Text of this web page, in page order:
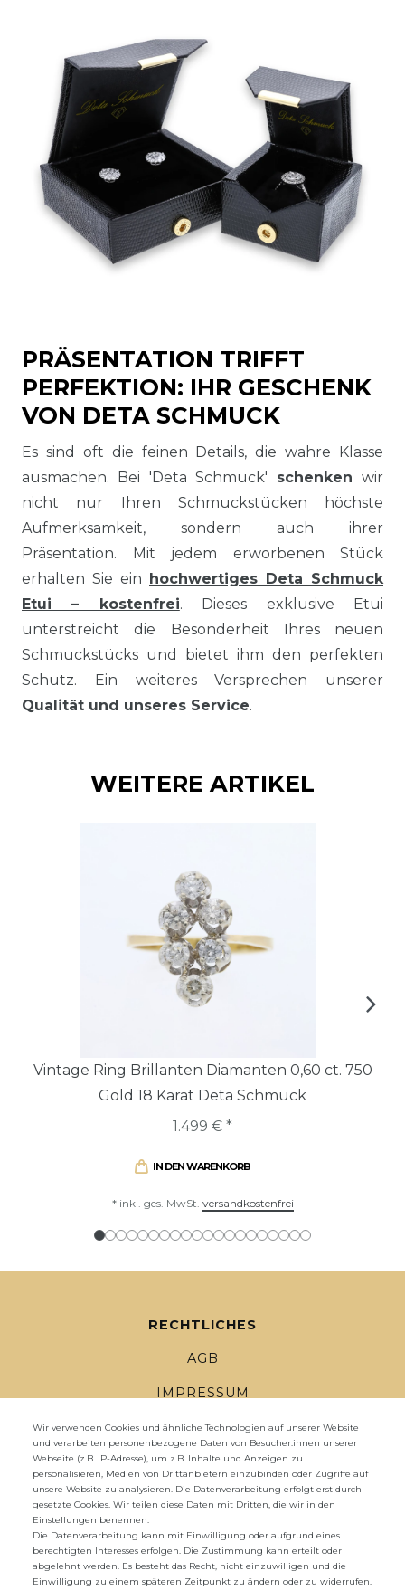
PRÄSENTATION TRIFFT
PERFEKTION: IHR GESCHENK
VON DETA SCHMUCK
Es sind oft die feinen Details, die wahre Klasse
ausmachen. Bei 'Deta Schmuck' schenkenwir
nicht nur Ihren Schmuckstücken höchste
Aufmerksamkeit, sondern auch ihrer
Präsentation. Mit jedem erworbenen Stück
erhalten Sie ein
hochwertiges Deta Schmuck
Etui – kostenfrei. Dieses exklusive Etui
unterstreicht die Besonderheit Ihres neuen
Schmuckstücks und bietet ihm den perfekten
Schutz. Ein weiteres Versprechen unserer
Qualität und unseres Service.
WEITERE ARTIKEL
Vintage Ring Brillanten Diamanten 0,60 ct. 750
Gold 18 Karat Deta Schmuck
1.499 € *
IN DEN WARENKORB
* inkl. ges. MwSt. versandkostenfrei
RECHTLICHES
AGB
IMPRESSUM
DATENSCHUTZ
WIDERRUFSRECHT
WIDERRUFS­FORMULAR
ZAHLUNG UND VERSAND
UNTERNEHMEN
Wir verwenden Cookies und ähnliche Technologien auf unserer Website
und verarbeiten personenbezogene Daten von Besucher:innen unserer
Webseite (z.B. IP-Adresse), um z.B. Inhalte und Anzeigen zu
personalisieren, Medien von Drittanbietern einzubinden oder Zugriffe auf
unsere Website zu analysieren. Die Datenverarbeitung erfolgt erst durch
gesetzte Cookies. Wir teilen diese Daten mit Dritten, die wir in den
Einstellungen benennen.
Die Datenverarbeitung kann mit Einwilligung oder aufgrund eines
berechtigten Interesses erfolgen. Die Zustimmung kann erteilt oder
abgelehnt werden. Es besteht das Recht, nicht einzuwilligen und die
Einwilligung zu einem späteren Zeitpunkt zu ändern oder zu widerrufen.